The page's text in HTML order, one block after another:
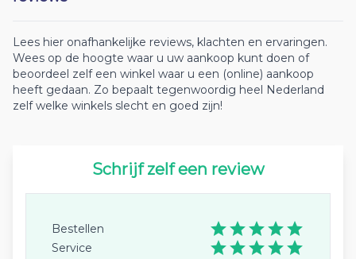
Lees hier onafhankelijke reviews, klachten en ervaringen.
Wees op de hoogte waar u uw aankoop kunt doen of
beoordeel zelf een winkel waar u een (online) aankoop
heeft gedaan. Zo bepaalt tegenwoordig heel Nederland
zelf welke winkels slecht en goed zijn!
Schrijf zelf een review
Bestellen
Service